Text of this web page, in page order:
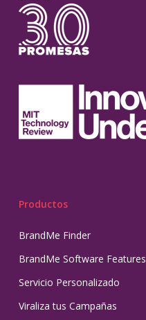
Productos
BrandMe Finder
BrandMe Software Features
Servicio Personalizado
Viraliza tus Campañas